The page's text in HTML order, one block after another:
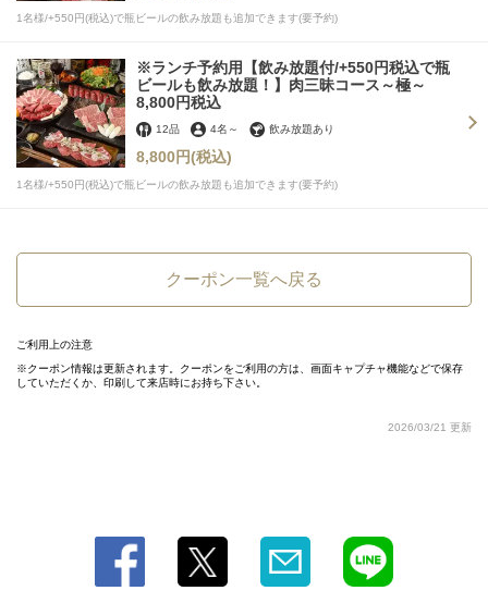
1名様/+550円(税込)で瓶ビールの飲み放題も追加できます(要予約)
※ランチ予約用【飲み放題付/+550円税込で瓶
ビールも飲み放題！】肉三昧コース～極～
8,800円税込
12品 4名 ～ 飲み放題あり
8,800円(税込)
1名様/+550円(税込)で瓶ビールの飲み放題も追加できます(要予約)
クーポン一覧へ戻る
ご利用上の注意
クーポン情報は更新されます。クーポンをご利用の方は、画面キャプチャ機能などで保存
していただくか、印刷して来店時にお持ち下さい。
2026/03/21 更新
閉じる